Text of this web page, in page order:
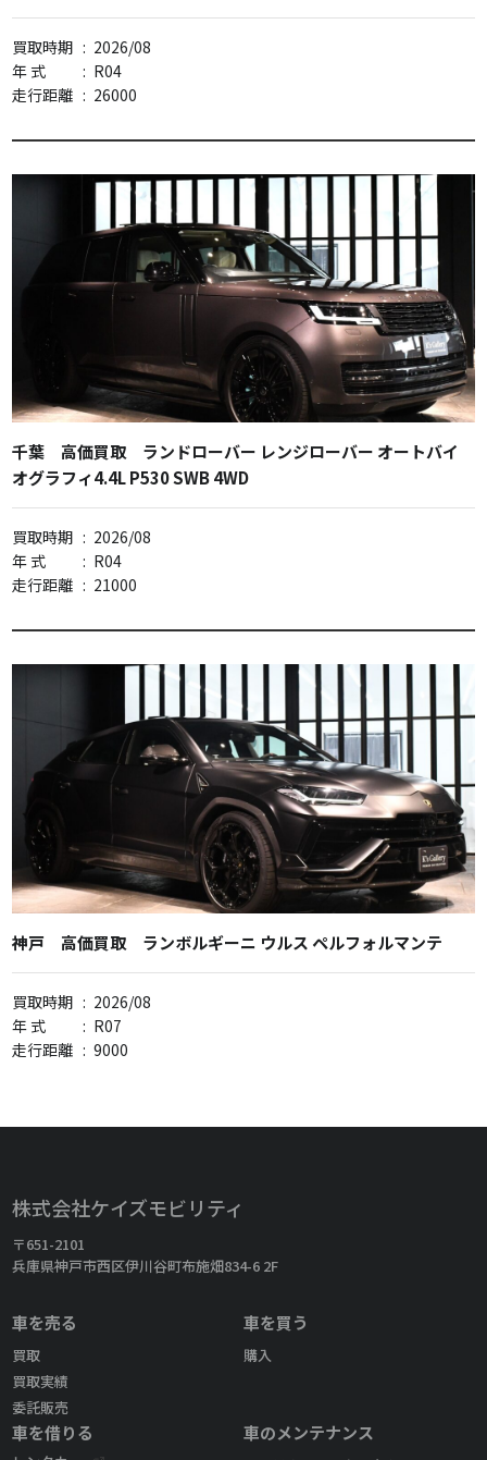
買取時期 : 2026/08
年 式
: R04
走行距離 : 26000
千葉 高価買取 ランドローバー レンジローバー オートバイ
オグラフィ4.4L P530 SWB 4WD
買取時期 : 2026/08
年 式
: R04
走行距離 : 21000
神戸 高価買取 ランボルギーニ ウルス ペルフォルマンテ
買取時期 : 2026/08
年 式
: R07
走行距離 : 9000
株式会社ケイズモビリティ
〒651-2101
兵庫県神戸市西区伊川谷町布施畑834-6 2F
車を売る
買取
買取実績
委託販売
車を買う
購入
車を借りる 車のメンテナンス